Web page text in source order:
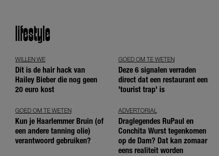
lifestyle
WILLEN WE
Dít is de hair hack van
Hailey Bieber die nog geen
20 euro kost
GOED OM TE WETEN
Deze 6 signalen verraden
direct dat een restaurant een
'tourist trap' is
GOED OM TE WETEN
Kun je Haarlemmer Bruin (of
een andere tanning olie)
verantwoord gebruiken?
ADVERTORIAL
Draglegendes RuPaul en
Conchita Wurst tegenkomen
op de Dam? Dat kan zomaar
eens realiteit worden